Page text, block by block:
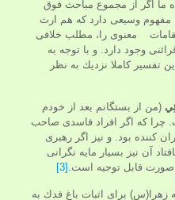
ما اگر از مجموع مباحث فوق
مفهوم وسيعى دارد كه هم ارث
معنوى را، مطلب خلافى
وجود دارد. و با توجه به
تفسير كاملا نزديك به نظر
(من از بستگانم بعد از خودم
چرا كه اگر افراد فاسدى صاحب
كننده بود. و نيز اگر رهبرى
آن نيز بسيار مايه نگرانى
صورت قابل توجيه است. [3]
براى اثبات باغ فدك به